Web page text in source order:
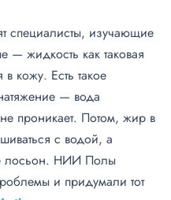
специалисты, изучающие
— жидкость как таковая
кожу. Есть такое
— вода
проникает. Потом, жир в
с водой, а
лосьон. НИИ Полы
и придумали тот